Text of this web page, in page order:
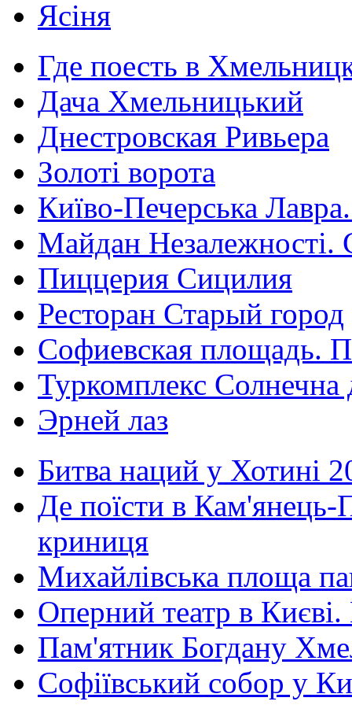
Ясіня
Где поесть в
Дача Хмельницький
Днестровская Ривьера
Золоті ворота
Київо-Печерська
Майдан Незалежності.
Пиццерия Сицилия
Ресторан Старый город
Софиевская площадь.
Туркомплекс Солнечна
Эрней лаз
Битва наций у Хотині
Де поїсти в Кам'янець-
криниця
Михайлівська площа
Оперний театр в
Пам'ятник Богдану
Софіївський собор у